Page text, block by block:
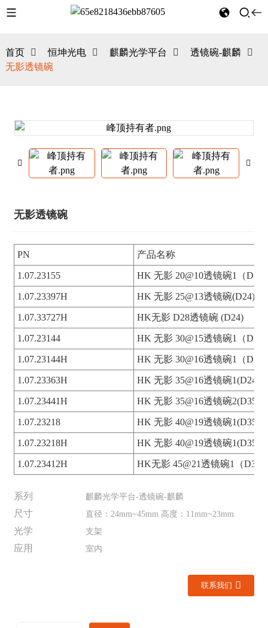
首页 恒坤光电 麒麟光学平台
透镜碗-麒麟
无影透镜碗
无影透镜碗
PN 产品名称
1.07.23155 HK 无影 20@10透镜碗1（D24)
1.07.23397H HK 无影 25@13透镜碗(D24)
1.07.33727H HK无影 D28透镜碗 (D24)
1.07.23144 HK 无影 30@15透镜碗1（D24)
1.07.23144H HK 无影 30@16透镜碗1（D24)
1.07.23363H HK 无影 35@16透镜碗1(D24)
1.07.23441H HK 无影 35@16透镜碗2(D35)
1.07.23218 HK 无影 40@19透镜碗1(D35)
1.07.23218H HK 无影 40@19透镜碗1(D35)
1.07.23412H HK无影 45@21透镜碗1（D35)
系列 麒麟光学平台-透镜碗-麒麟
尺寸 直径：24mm~45mm 高度：11mm~23mm
光学 支架
应用 室内
联系我们